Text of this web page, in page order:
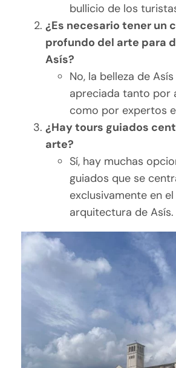
bullicio de los
¿Es necesario tener un
profundo del arte para
Asís?
No, la belleza de
apreciada tanto por
como por expertos
¿Hay tours guiados
arte?
Sí, hay muchas
guiados que se
exclusivamente en
arquitectura de Asís.